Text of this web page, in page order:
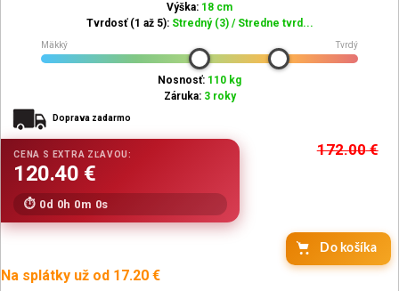
Výška: 18 cm
Tvrdosť (1 až 5): Stredný (3) / Stredne tvrd...
Mäkký Tvrdý
Nosnosť: 110 kg
Záruka: 3 roky
Doprava zadarmo
172.00€
0d 0h 0m 0s
Do košíka
Na splátky už od 17.20 €